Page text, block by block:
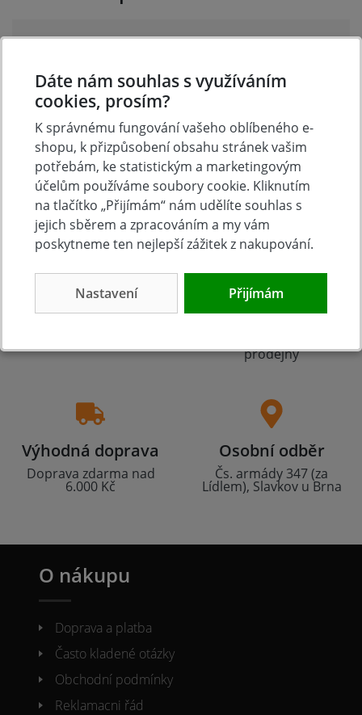
Přidejte vlastní hodnocení produktu a pomožte tak
Hodnoťte.
Přidat vlastní hodnocení
Tradice Zboží skladem
prodejny
Výhodná doprava
Doprava zdarma nad
6.000 Kč
Osobní odběr
Čs. armády 347 (za
Lídlem), Slavkov u Brna
O nákupu
Doprava a platba
Často kladené otázky
Obchodní podmínky
Reklamacni řád
Dáte nám souhlas s využíváním
cookies, prosím?
K správnému fungování vašeho oblíbeného e-
shopu, k přizpůsobení obsahu stránek vašim
potřebám, ke statistickým a marketingovým
účelům používáme soubory cookie. Kliknutím
na tlačítko „Přijímám“ nám udělíte souhlas s
jejich sběrem a zpracováním a my vám
poskytneme ten nejlepší zážitek z nakupování.
Nastavení Přijímám